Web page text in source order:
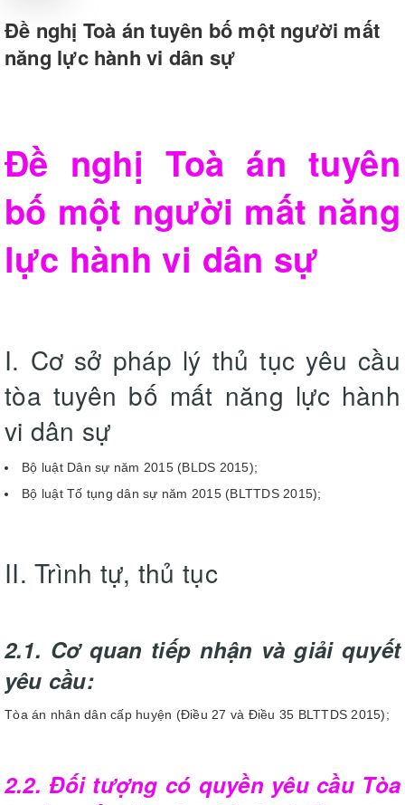
Đề nghị Toà án tuyên bố một người mất
năng lực hành vi dân sự
Đề nghị Toà án tuyên
bố một người mất năng
lực hành vi dân sự
I. Cơ sở pháp lý thủ tục yêu cầu
tòa tuyên bố mất năng lực hành
vi dân sự
Bộ luật Dân sự năm 2015 (BLDS 2015);
Bộ luật Tố tụng dân sự năm 2015 (BLTTDS 2015);
II. Trình tự, thủ tục
2.1. Cơ quan tiếp nhận và giải quyết
yêu cầu:
Tòa án nhân dân cấp huyện (Điều 27 và Điều 35 BLTTDS 2015);
2.2. Đối tượng có quyền yêu cầu Tòa